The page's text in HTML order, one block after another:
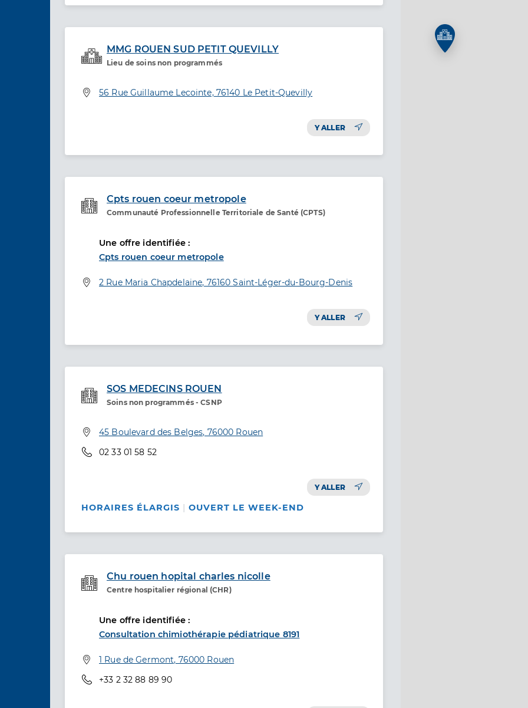
MMG ROUEN SUD PETIT QUEVILLY
Lieu de soins non programmés
Service de santé
Adresse
56 Rue Guillaume Lecointe, 76140 Le Petit-Quevilly
Y ALLER
Cpts rouen coeur metropole
Communauté Professionnelle Territoriale de Santé (CPTS)
Etablissement de soins
Une offre identifiée :
Cpts rouen coeur metropole
Adresse
2 Rue Maria Chapdelaine, 76160 Saint-Léger-du-Bourg-Denis
Y ALLER
SOS MEDECINS ROUEN
Soins non programmés - CSNP
Etablissement de soins
Adresse
45 Boulevard des Belges, 76000 Rouen
Téléphone
02 33 01 58 52
Y ALLER
HORAIRES ÉLARGIS OUVERT LE WEEK-END
Chu rouen hopital charles nicolle
Centre hospitalier régional (CHR)
Etablissement de soins
Une offre identifiée :
Consultation chimiothérapie pédiatrique 8191
Adresse
1 Rue de Germont, 76000 Rouen
Téléphone
+33 2 32 88 89 90